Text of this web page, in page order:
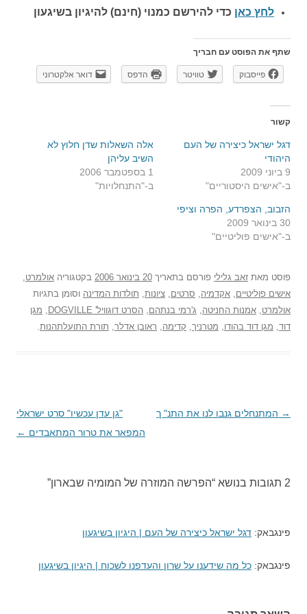
לחץ כאן כדי להירשם כמנוי (חינם) להיגיון בשיגעון
שתף את הפוסט עם חבריך
פייסבוק טוויטר הדפס דואר אלקטרוני
קשור
דגל ישראל כיצירה של העם
היהודי
9 ביוני 2009
ב-"אישים היסטוריים"
אלה השאלות שדן חלוץ לא
השיב עליהן
1 בספטמבר 2006
ב-"התנחלויות"
הזבוב, הצפרדע, הפרה וציפי
30 בינואר 2009
ב-"אישים פוליטיים"
פוסט מאת זאב גלילי פורסם בתאריך 20 בינואר 2006 בקטגוריה אולמרט,
אישים פוליטיים, אקדמיה, סרטים, ציונות, תולדות המדינה וסומן בתגיות
אולמרט, אמנות החניטה, ג'רמי בנתהם, הסרט דוגוויל' DOGVILLE , מגן
דוד, מגן דוד בהודו, מטרניך, קדימה, ראובן אדלר, תורת התועלתהנות.
ניווט
→ המתנחלים גנבו לנו את התנ" ך
"גן עדן עכשיו" סרט ישראלי
המפאר את טרור המתאבדים ←
2 תגובות בנושא “ הפרשה המוזרה של המומיה שבארון”
פינגבאק: דגל ישראל כיצירה של העם | היגיון בשיגעון
פינגבאק: כל מה שידענו על שרון והעדפנו לשכוח | היגיון בשיגעון